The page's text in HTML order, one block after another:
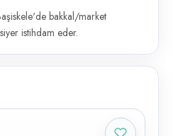
bakkal/market
istihdam eder.